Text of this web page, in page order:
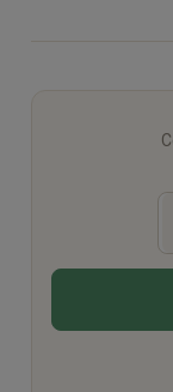
Cena nie